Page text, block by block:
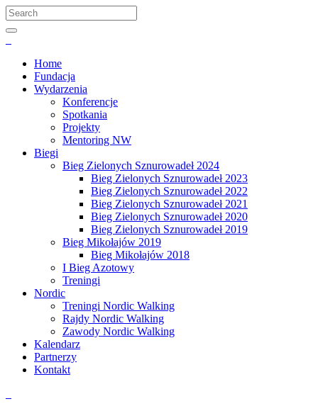
Home
Fundacja
Wydarzenia
Konferencje
Spotkania
Projekty
Mentoring NW
Biegi
Bieg Zielonych Sznurowadeł 2024
Bieg Zielonych Sznurowadeł 2023
Bieg Zielonych Sznurowadeł 2022
Bieg Zielonych Sznurowadeł 2021
Bieg Zielonych Sznurowadeł 2020
Bieg Zielonych Sznurowadeł 2019
Bieg Mikołajów 2019
Bieg Mikołajów 2018
I Bieg Azotowy
Treningi
Nordic
Treningi Nordic Walking
Rajdy Nordic Walking
Zawody Nordic Walking
Kalendarz
Partnerzy
Kontakt